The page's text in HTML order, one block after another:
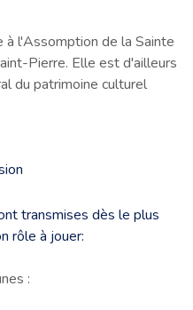
à l'Assomption de la Sainte
Pierre. Elle est d'ailleurs
du patrimoine culturel
transmises dès le plus
rôle à jouer:
: